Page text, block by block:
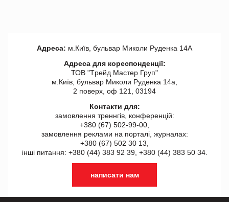
Адреса: м.Київ, бульвар Миколи Руденка 14А
Адреса для кореспонденції:
ТОВ "Tрейд Мастер Груп"
м.Київ, бульвар Миколи Руденка 14а,
2 поверх, оф 121, 03194
Контакти для:
замовлення треннгів, конференцій:
+380 (67) 502-99-00,
замовлення реклами на порталі, журналах:
+380 (67) 502 30 13,
інші питання: +380 (44) 383 92 39, +380 (44) 383 50 34.
написати нам